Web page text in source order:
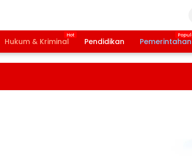
Hukum & Kriminal Pendidikan Pemerintahan